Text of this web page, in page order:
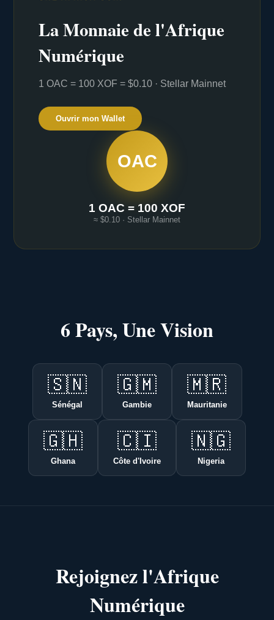
La Monnaie de l'Afrique
Numérique
1 OAC = 100 XOF = $0.10 · Stellar Mainnet
Ouvrir mon Wallet
OAC
1 OAC = 100 XOF
≈ $0.10 · Stellar Mainnet
6 Pays, Une Vision
🇸🇳
Sénégal
🇬🇲
Gambie
🇲🇷
Mauritanie
🇬🇭
Ghana
🇨🇮
Côte d'Ivoire
🇳🇬
Nigeria
Rejoignez l'Afrique
Numérique